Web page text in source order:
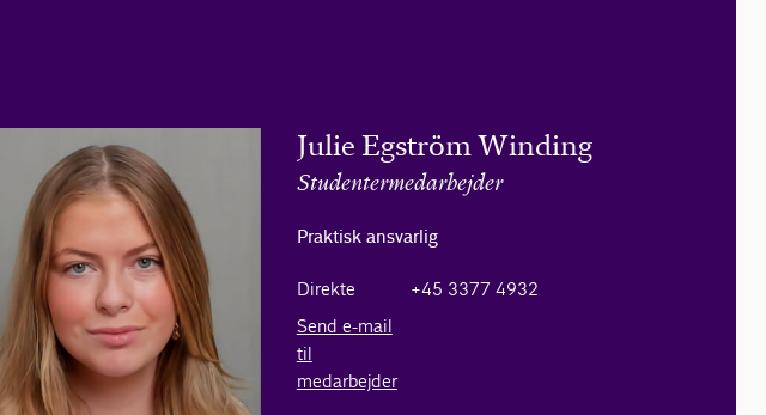
Julie Egström Winding
Studentermedarbejder
Praktisk ansvarlig
Direkte
+45 3377 4932
Send e-mail
til
medarbejder